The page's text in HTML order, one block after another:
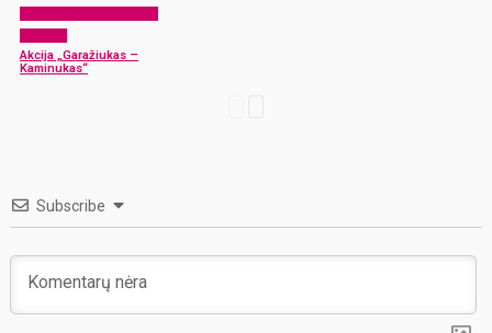
Akcija „Garažiukas –
Kaminukas“
Subscribe